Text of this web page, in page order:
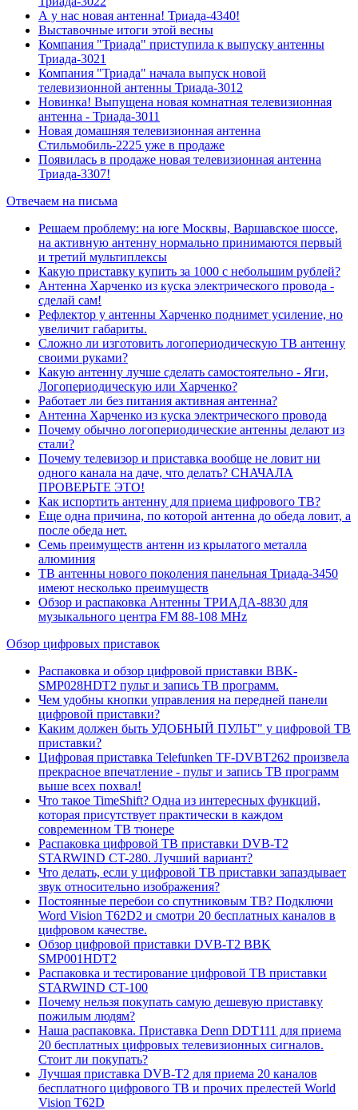
А у нас новая антенна! Триада-4340!
Выставочные итоги этой весны
Компания "Триада" приступила к выпуску антенны
Триада-3021
Компания "Триада" начала выпуск новой
телевизионной антенны Триада-3012
Новинка! Выпущена новая комнатная телевизионная
антенна - Триада-3011
Новая домашняя телевизионная антенна
Стильмобиль-2225 уже в продаже
Появилась в продаже новая телевизионная антенна
Триада-3307!
Отвечаем на письма
Решаем проблему: на юге Москвы, Варшавское шоссе,
на активную антенну нормально принимаются первый
и третий мультиплексы
Какую приставку купить за 1000 с небольшим рублей?
Антенна Харченко из куска электрического провода -
сделай сам!
Рефлектор у антенны Харченко поднимет усиление, но
увеличит габариты.
Сложно ли изготовить логопериодическую ТВ антенну
своими руками?
Какую антенну лучше сделать самостоятельно - Яги,
Логопериодическую или Харченко?
Работает ли без питания активная антенна?
Антенна Харченко из куска электрического провода
Почему обычно логопериодические антенны делают из
стали?
Почему телевизор и приставка вообще не ловит ни
одного канала на даче, что делать? СНАЧАЛА
ПРОВЕРЬТЕ ЭТО!
Как испортить антенну для приема цифрового ТВ?
Еще одна причина, по которой антенна до обеда ловит, а
после обеда нет.
Семь преимуществ антенн из крылатого металла
алюминия
ТВ антенны нового поколения панельная Триада-3450
имеют несколько преимуществ
Обзор и распаковка Антенны ТРИАДА-8830 для
музыкального центра FM 88-108 MHz
Обзор цифровых приставок
Распаковка и обзор цифровой приставки BBK-
SMP028HDT2 пульт и запись ТВ программ.
Чем удобны кнопки управления на передней панели
цифровой приставки?
Каким должен быть УДОБНЫЙ ПУЛЬТ" у цифровой ТВ
приставки?
Цифровая приставка Telefunken TF-DVBT262 произвела
прекрасное впечатление - пульт и запись ТВ программ
выше всех похвал!
Что такое TimeShift? Одна из интересных функций,
которая присутствует практически в каждом
современном ТВ тюнере
Распаковка цифровой ТВ приставки DVB-T2
STARWIND CT-280. Лучший вариант?
Что делать, если у цифровой ТВ приставки запаздывает
звук относительно изображения?
Постоянные перебои со спутниковым ТВ? Подключи
Word Vision T62D2 и смотри 20 бесплатных каналов в
цифровом качестве.
Обзор цифровой приставки DVB-T2 BBK
SMP001HDT2
Распаковка и тестирование цифровой ТВ приставки
STARWIND CT-100
Почему нельзя покупать самую дешевую приставку
пожилым людям?
Наша распаковка. Приставка Denn DDT111 для приема
20 бесплатных цифровых телевизионных сигналов.
Стоит ли покупать?
Лучшая приставка DVB-T2 для приема 20 каналов
бесплатного цифрового ТВ и прочих прелестей World
Vision T62D